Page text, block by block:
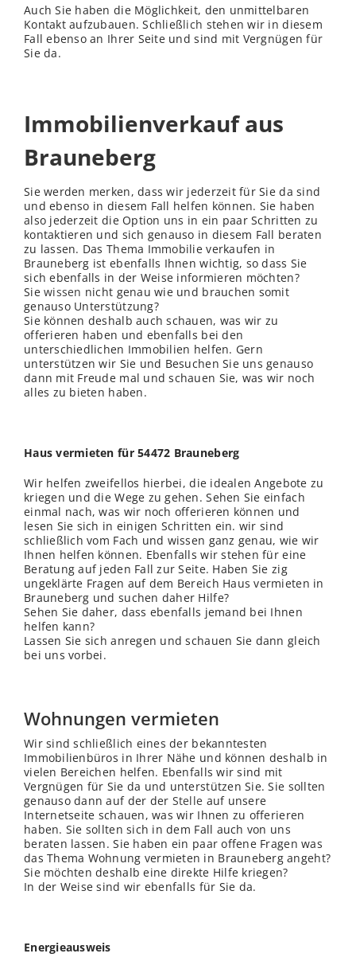
Auch Sie haben die Möglichkeit, den unmittelbaren
Kontakt aufzubauen. Schließlich stehen wir in diesem
Fall ebenso an Ihrer Seite und sind mit Vergnügen für
Sie da.
Immobilienverkauf aus
Brauneberg
Sie werden merken, dass wir jederzeit für Sie da sind
und ebenso in diesem Fall helfen können. Sie haben
also jederzeit die Option uns in ein paar Schritten zu
kontaktieren und sich genauso in diesem Fall beraten
zu lassen. Das Thema Immobilie verkaufen in
Brauneberg ist ebenfalls Ihnen wichtig, so dass Sie
sich ebenfalls in der Weise informieren möchten?
Siewissen nicht genau wie und brauchen somit
genauso Unterstützung?
Sie können deshalb auch schauen, was wir zu
offerieren haben und ebenfalls bei den
unterschiedlichen Immobilien helfen. Gern
unterstützen wir Sie und Besuchen Sie uns genauso
dann mit Freude mal und schauen Sie, was wir noch
alles zu bieten haben.
Haus vermieten für 54472 Brauneberg
Wir helfen zweifellos hierbei, die idealen Angebote zu
kriegen und die Wege zu gehen. Sehen Sie einfach
einmal nach, was wir noch offerieren können und
lesen Sie sich in einigen Schritten ein. wir sind
schließlich vom Fach und wissen ganz genau, wie wir
Ihnen helfen können. Ebenfalls wir stehen für eine
Beratung auf jeden Fall zur Seite. Haben Sie zig
ungeklärte Fragen auf dem Bereich Haus vermieten in
Brauneberg und suchen daher Hilfe?
Sehen Sie daher, dass ebenfalls jemand bei Ihnen
helfen kann?
Lassen Sie sich anregen und schauen Sie dann gleich
bei uns vorbei.
Wohnungen vermieten
Wir sind schließlich eines der bekanntesten
Immobilienbüros in Ihrer Nähe und können deshalb in
vielen Bereichen helfen. Ebenfalls wir sind mit
Vergnügen für Sie da und unterstützen Sie. Sie sollten
genauso dann auf der der Stelle auf unsere
Internetseite schauen, was wir Ihnen zu offerieren
haben. Sie sollten sich in dem Fall auch von uns
beraten lassen. Sie haben ein paar offene Fragen was
das Thema Wohnung vermieten in Brauneberg angeht?
Sie möchten deshalb eine direkte Hilfe kriegen?
In der Weise sind wir ebenfalls für Sie da.
Energieausweis